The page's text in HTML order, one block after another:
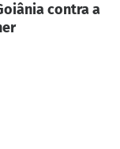
contra a